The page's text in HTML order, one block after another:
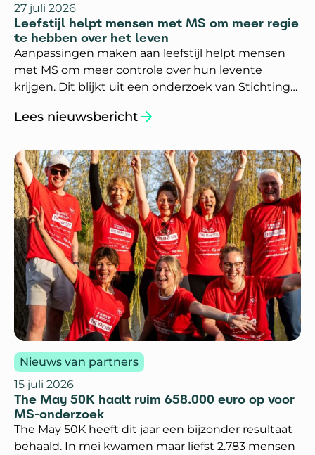
27 juli 2026
Leefstijl helpt mensen met MS om meer regie
te hebben over het leven
Aanpassingen maken aan leefstijl helpt mensen
met MS om meer controle over hun levente
krijgen. Dit blijkt uit een onderzoek van Stichting
Lees nieuwsbericht
`Leefstijl helpt mensen met MS om meer
Nieuws van partners
15 juli 2026
The May 50K haalt ruim 658.000 euro op voor
MS-onderzoek
The May 50K heeft dit jaar een bijzonder resultaat
behaald. In mei kwamen maar liefst 2.783 mensen